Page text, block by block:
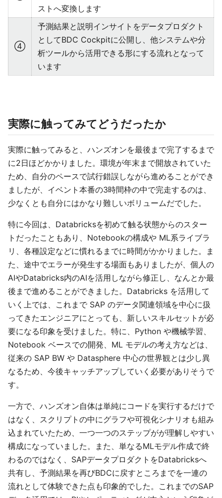
ストへ変換します
④
予測結果と説明インサイトをデータプロダクト
としてBDC Cockpitに公開し、他システムや分
析ツールから活用できる形にする流れとなって
います
実際に触ってみてどうだったか
実際に触ってみると、ハンズオンを最後まで完了するまで
に2日ほどかかりました。環境が年末まで開放されていた
ため、自分のペースで試行錯誤しながら進めることができ
ましたが、イベント本番の3時間枠の中で完走するのは、
少なくとも自分にはかなり難しいボリュームだでした。
特に今回は、Databricksを初めて触る状態からのスター
トだったこともあり、Notebookの構成や ML系ライブラ
リ、各種設定などに慣れるまでに時間がかかりました。ま
た、途中でエラーが発生する場面もありましたが、個人の
AIやDatabricks内のAIを活用しながら修正し、なんとか最
後まで進めることができました。Databricks を活用して
いく上では、これまで SAP のデータ関連領域を中心に扱
ってきたエンジニアにとっても、新しいスキルセットが必
要になる印象を受けました。特に、Python や機械学習、
Notebook ベースでの開発、ML モデルの考え方などは、
従来の SAP BW や Datasphere 中心の世界観とは少し異
なるため、今後キャッチアップしていく必要がありそうで
す。
一方で、ハンズオン自体は単純にコードを実行するだけで
はなく、スクリプトの中にグラフや可視化シナリオも組み
込まれていたため、一つ一つのステップがが理解しやすい
構成になっていました。また、単なるMLモデル作成で終
わるのではなく、SAPデータプロダクトをDatabricksへ
共有し、予測結果を再びBDCに戻すところまでを一連の
流れとして体験できた点も印象的でした。これまでのSAP